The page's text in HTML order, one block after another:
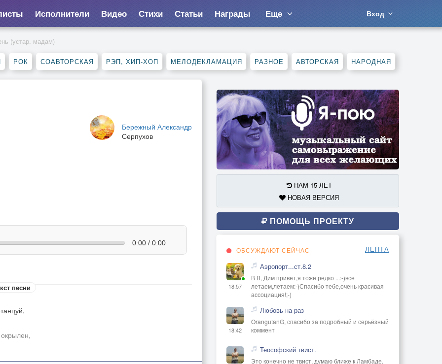
Исполнители Видео Стихи Статьи Награды Еще Вход
(устар. мадам)
РОК СОАВТОРСКАЯ РЭП, ХИП-ХОП МЕЛОДЕКЛАМАЦИЯ РАЗНОЕ АВТОРСКАЯ НАРОДНАЯ
Бережный Александр
Серпухов
0:00 / 0:00
песни
НАМ 15 ЛЕТ
НОВАЯ ВЕРСИЯ
ПОМОЩЬ ПРОЕКТУ
ОБСУЖДАЮТ СЕЙЧАС ЛЕНТА
18:57
Аэропорт...ст.8.2
В В, Дим привет,я тоже редко ...:-)все
летаем,летаем:-)Спасибо тебе,очень красивая
ассоциация!;-)
18:42
Любовь на раз
OrangutanG, спасибо за подробный и серьёзный
коммент
Теософский твист.
Это конечно не твист, думаю ближе к Ламбаде.